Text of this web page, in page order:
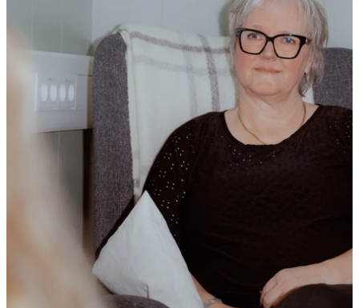
Nye brosjyrer på arabisk og somali
Les saken
Nyheter
- Vi når i større grad yngre brukere
9 av 10 har fått det bedre etter kontakt med et Nok.-